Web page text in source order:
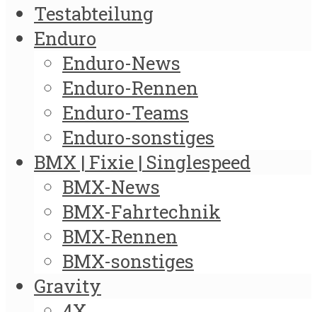
Testabteilung
Enduro
Enduro-News
Enduro-Rennen
Enduro-Teams
Enduro-sonstiges
BMX | Fixie | Singlespeed
BMX-News
BMX-Fahrtechnik
BMX-Rennen
BMX-sonstiges
Gravity